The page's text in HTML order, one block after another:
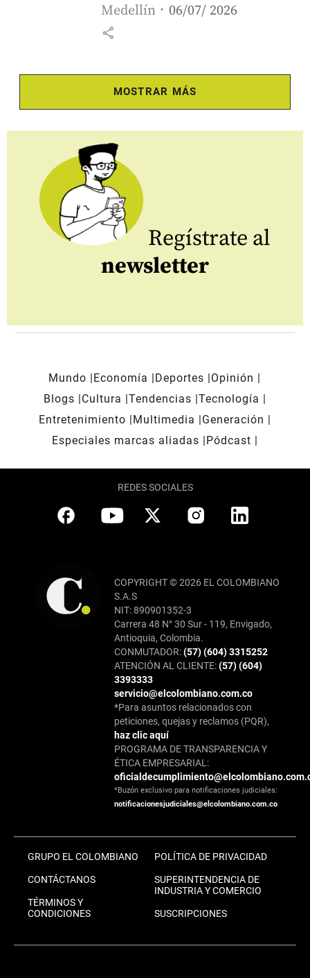
Medellín 06/07/ 2026
share
MOSTRAR MÁS
Regístrate al
newsletter
Mundo Economía Deportes
Opinión
Blogs
Cultura Tendencias Tecnología
Entretenimiento
Multimedia
Generación
Especiales marcas aliadas
Pódcast
REDES SOCIALES
COPYRIGHT © 2026 EL COLOMBIANO
S.A.S
NIT: 890901352-3
Carrera 48 N° 30 Sur - 119, Envigado,
Antioquia, Colombia.
CONMUTADOR:(57) (604) 3315252
ATENCIÓN AL CLIENTE:(57) (604)
3393333
servicio@elcolombiano.com.co
*Para asuntos relacionados con
peticiones, quejas y reclamos (PQR),
haz clic aquí
PROGRAMA DE TRANSPARENCIA Y
ÉTICA EMPRESARIAL:
*Buzón exclusivo para notificaciones judiciales:
notificacionesjudiciales@elcolombiano.com.co
GRUPO EL COLOMBIANO
CONTÁCTANOS
TÉRMINOS Y
CONDICIONES
POLÍTICA DE PRIVACIDAD
SUPERINTENDENCIA DE
INDUSTRIA Y COMERCIO
SUSCRIPCIONES